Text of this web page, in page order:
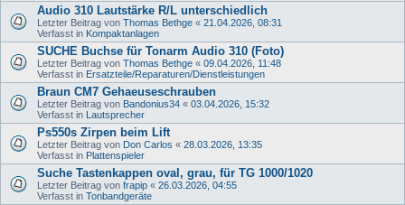
Audio 310 Lautstärke R/L unterschiedlich
Letzter Beitrag von Thomas Bethge « 21.04.2026, 08:31
Verfasst in Kompaktanlagen
SUCHE Buchse für Tonarm Audio 310 (Foto)
Letzter Beitrag von Thomas Bethge « 09.04.2026, 11:48
Verfasst in Ersatzteile/Reparaturen/Dienstleistungen
Braun CM7 Gehaeuseschrauben
Letzter Beitrag von Bandonius34 « 03.04.2026, 15:32
Verfasst in Lautsprecher
Ps550s Zirpen beim Lift
Letzter Beitrag von Don Carlos « 28.03.2026, 13:35
Verfasst in Plattenspieler
Suche Tastenkappen oval, grau, für TG 1000/1020
Letzter Beitrag von frapip « 26.03.2026, 04:55
Verfasst in Tonbandgeräte